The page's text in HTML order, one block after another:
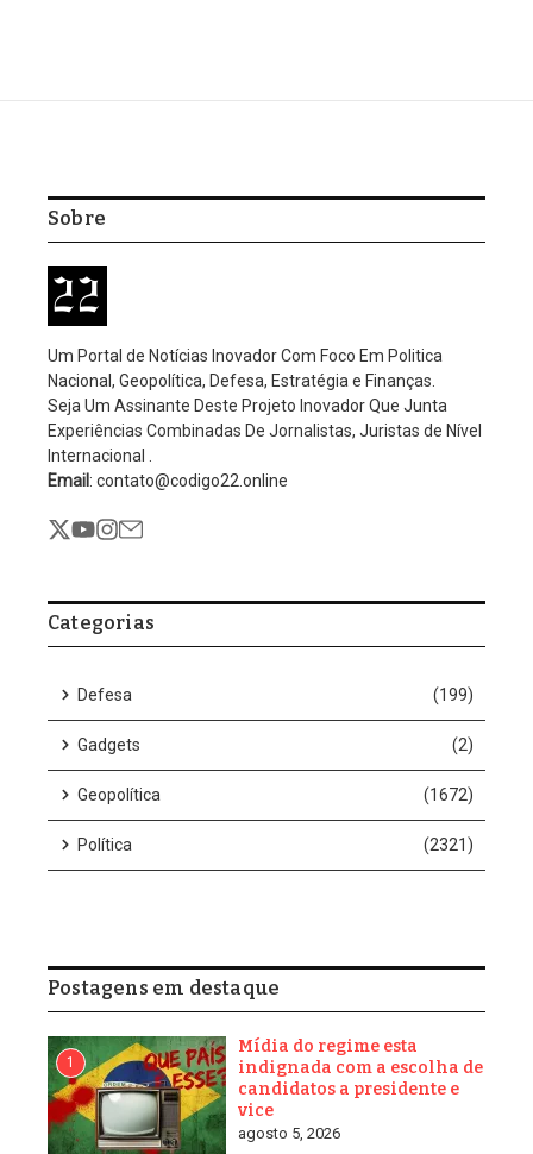
Venezuela em caso de ameaça
Defesa Geopolítica
Trump afirma que EUA
podem abater aviões da
Venezuela em caso de
ameaça
PorEditorial Nenhum comentário
2 Mins Read
Atualizado: setembro 6, 2025
O presidente dos Estados Unidos, Donald Trump, advertiu nesta
perigosa”.
especificar a que distância as aeronaves chegaram dos navios
“Se nos colocarem em uma posição perigosa, serão abatidos”,
enfatizou o presidente no Salão Oval da Casa Branca.
informaremos sobre isso. Ouvimos falar disso, mas ainda não
acabou, não como eles descreveram”.
Dirigindo-se ao chefe do Estado-Maior Conjunto dos EUA,
general Dan Caine, Trump destacou: “Eu diria, general, se eles
fizerem isso, você tem a opção de fazer o que quiser”.